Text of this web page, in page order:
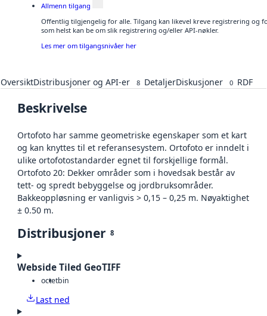
Allmenn tilgang
Offentlig tilgjengelig for alle. Tilgang kan likevel kreve registrering og
som helst kan be om slik registrering og/eller API-nøkler.
Les mer om tilgangsnivåer her
OversiktDistribusjoner og API-er 8 DetaljerDiskusjoner 0 RDF
Beskrivelse
Ortofoto har samme geometriske egenskaper som et kart
og kan knyttes til et referansesystem. Ortofoto er inndelt i
ulike ortofotostandarder egnet til forskjellige formål.
Ortofoto 20: Dekker områder som i hovedsak består av
tett- og spredt bebyggelse og jordbruksområder.
Bakkeoppløsning er vanligvis > 0,15 – 0,25 m. Nøyaktighet
± 0.50 m.
Distribusjoner 8
Webside Tiled GeoTIFF
octetbin
Last ned